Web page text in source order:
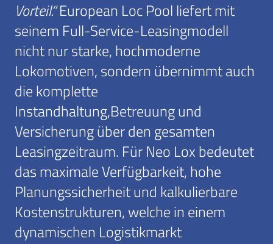
Vorteil.“European Loc Pool liefert mit
seinem Full-Service-Leasingmodell
nicht nur starke, hochmoderne
Lokomotiven, sondern übernimmt auch
die komplette
Instandhaltung,Betreuung und
Versicherung über den gesamten
Leasingzeitraum. Für Neo Lox bedeutet
das maximale Verfügbarkeit, hohe
Planungssicherheit und kalkulierbare
Kostenstrukturen, welche in einem
dynamischen Logistikmarkt